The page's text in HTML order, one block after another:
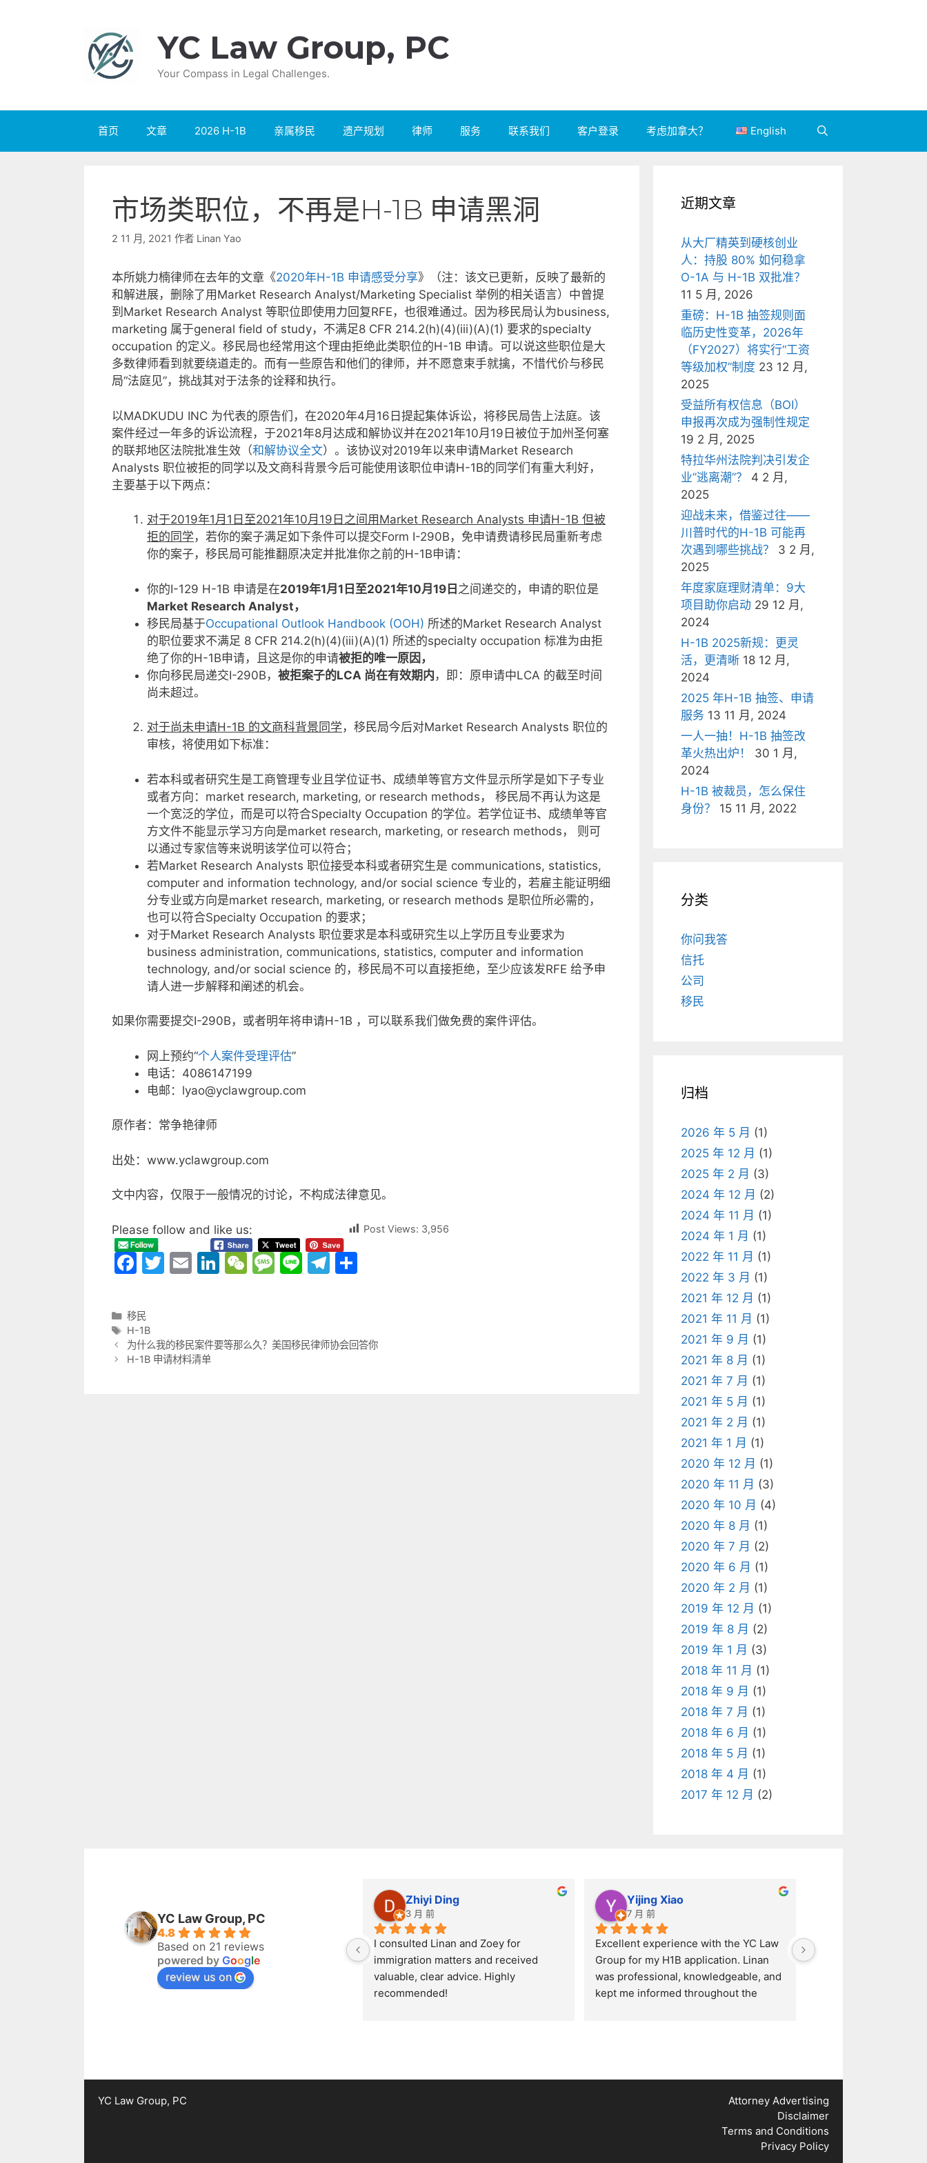
YC Law Group, PC
Your Compass in Legal Challenges.
首页 文章 2026 H-1B 亲属移民 遗产规划 律师 服务 联系我们 客户登录 考虑加拿大？ English
市场类职位，不再是H-1B 申请黑洞
2 11 月, 2021 作者 Linan Yao
本所姚力楠律师在去年的文章《2020年H-1B 申请感受分享》（注：该文已更新，反映了最新的
和解进展，删除了用Market Research Analyst/Marketing Specialist 举例的相关语言）中曾提
到Market Research Analyst 等职位即使用力回复RFE，也很难通过。因为移民局认为business,
marketing 属于general field of study，不满足8 CFR 214.2(h)(4)(iii)(A)(1) 要求的specialty
occupation 的定义。移民局也经常用这个理由拒绝此类职位的H-1B 申请。可以说这些职位是大
多数律师看到就要绕道走的。而有一些原告和他们的律师，并不愿意束手就擒，不惜代价与移民
局“法庭见”，挑战其对于法条的诠释和执行。
以MADKUDU INC 为代表的原告们，在2020年4月16日提起集体诉讼，将移民局告上法庭。该
案件经过一年多的诉讼流程，于2021年8月达成和解协议并在2021年10月19日被位于加州圣何塞
的联邦地区法院批准生效（和解协议全文）。该协议对2019年以来申请Market Research
Analysts 职位被拒的同学以及文商科背景今后可能使用该职位申请H-1B的同学们有重大利好，
主要基于以下两点：
对于2019年1月1 日至2021年10月19 日之间用Market Research Analysts 申请H-1B 但被
拒的同学 ，若你的案子满足如下条件可以提交Form I-290B，免申请费请移民局重新考虑
你的案子，移民局可能推翻原决定并批准你之前的H-1B申请：
你的I-129 H-1B 申请是在2019年1月1日至2021年10月19日 之间递交的，申请的职位是
Market Research Analyst，
移民局基于Occupational Outlook Handbook (OOH) 所述的Market Research Analyst
的职位要求不满足 8 CFR 214.2(h)(4)(iii)(A)(1) 所述的specialty occupation 标准为由拒
绝了你的H-1B申请，且这是你的申请被拒的唯一原因，
你向移民局递交I-290B， 被拒案子的LCA 尚在有效期内 ，即：原申请中LCA 的截至时间
尚未超过。
对于尚未申请H-1B 的文商科背景同学 ，移民局今后对Market Research Analysts 职位的
审核，将使用如下标准：
若本科或者研究生是工商管理专业且学位证书、成绩单等官方文件显示所学是如下子专业
或者方向：market research, marketing, or research methods， 移民局不再认为这是
一个宽泛的学位，而是可以符合Specialty Occupation 的学位。若学位证书、成绩单等官
方文件不能显示学习方向是market research, marketing, or research methods， 则可
以通过专家信等来说明该学位可以符合；
若Market Research Analysts 职位接受本科或者研究生是 communications, statistics,
computer and information technology, and/or social science 专业的，若雇主能证明细
分专业或方向是market research, marketing, or research methods 是职位所必需的，
也可以符合Specialty Occupation 的要求；
对于Market Research Analysts 职位要求是本科或研究生以上学历且专业要求为
business administration, communications, statistics, computer and information
technology, and/or social science 的，移民局不可以直接拒绝，至少应该发RFE 给予申
请人进一步解释和阐述的机会。
如果你需要提交I-290B，或者明年将申请H-1B ，可以联系我们做免费的案件评估。
网上预约“个人案件受理评估”
电话：4086147199
电邮：lyao@yclawgroup.com
原作者：常争艳律师
出处：www.yclawgroup.com
文中内容，仅限于一般情况的讨论，不构成法律意见。
Please follow and like us: Post Views: 3,956
F
c
e
b
T
E
Li
dI
W
at
M
a
Li T
a
分
类
移民
标
签
H-1B
为什么我的移民案件要等那么久？美国移民律师协会回答你
H-1B 申请材料清单
近期文章
从大厂精英到硬核创业
人：持股 80% 如何稳拿
O-1A 与 H-1B 双批准？
11 5 月, 2026
重磅：H-1B 抽签规则面
临历史性变革，2026年
（FY2027）将实行“工资
等级加权”制度 23 12 月,
2025
受益所有权信息（BOI）
申报再次成为强制性规定
19 2 月, 2025
特拉华州法院判决引发企
业”逃离潮”？
4 2 月,
2025
迎战未来，借鉴过往——
川普时代的H-1B 可能再
次遇到哪些挑战？
3 2 月,
2025
年度家庭理财清单：9大
项目助你启动 29 12 月,
2024
H-1B 2025新规：更灵
活，更清晰 18 12 月,
2024
2025 年H-1B 抽签、申请
服务 13 11 月, 2024
一人一抽！H-1B 抽签改
革火热出炉！
30 1 月,
2024
H-1B 被裁员，怎么保住
身份？
15 11 月, 2022
分类
你问我答
信托
公司
移民
归档
2026 年 5 月 (1)
2025 年 12 月 (1)
2025 年 2 月 (3)
2024 年 12 月 (2)
2024 年 11 月 (1)
2024 年 1 月 (1)
2022 年 11 月 (1)
2022 年 3 月 (1)
2021 年 12 月 (1)
2021 年 11 月 (1)
2021 年 9 月 (1)
2021 年 8 月 (1)
2021 年 7 月 (1)
2021 年 5 月 (1)
2021 年 2 月 (1)
2021 年 1 月 (1)
2020 年 12 月 (1)
2020 年 11 月 (3)
2020 年 10 月 (4)
2020 年 8 月 (1)
2020 年 7 月 (2)
2020 年 6 月 (1)
2020 年 2 月 (1)
2019 年 12 月 (1)
2019 年 8 月 (2)
2019 年 1 月 (3)
2018 年 11 月 (1)
2018 年 9 月 (1)
2018 年 7 月 (1)
2018 年 6 月 (1)
2018 年 5 月 (1)
2018 年 4 月 (1)
2017 年 12 月 (2)
YC Law Group, PC
4.8
Based on 21 reviews
powered by Google
review us on
Zhiyi Ding
3 月 前
I consulted Linan and Zoey for
immigration matters and received
valuable, clear advice. Highly
recommended!
Yijing Xiao
7 月 前
Excellent experience with the YC Law
Group for my H1B application. Linan
was professional, knowledgeable, and
kept me informed throughout the
Attorney Advertising
Disclaimer
Terms and Conditions
Privacy Policy